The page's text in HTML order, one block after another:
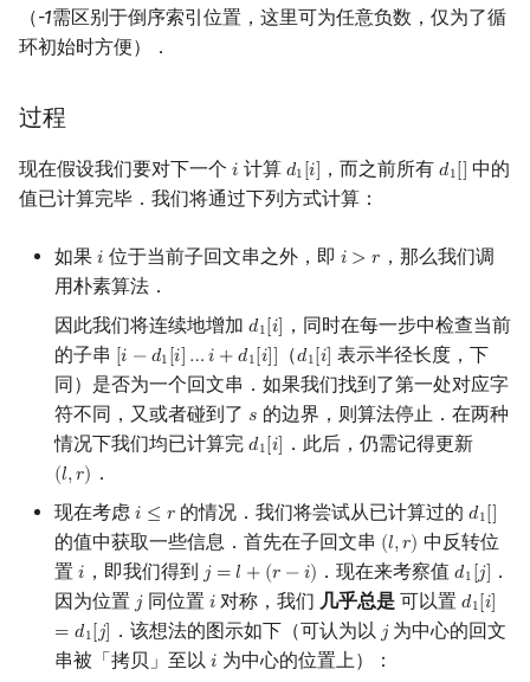
（-1需区别于倒序索引位置，这里可为任意负数，仅为了循
环初始时方便）．
过程
现在假设我们要对下一个 𝑖
i 计算 𝑑1[𝑖]
d1 [i ，而之前所有𝑑1[]
d1
中的
值已计算完毕．我们将通过下列方式计算：
如果 𝑖
i 位于当前子回文串之外，即 𝑖 > 𝑟
i>r
，那么我们调
用朴素算法．
因此我们将连续地增加 𝑑1[𝑖]
d1 [i
，同时在每一步中检查当前
的子串 [𝑖 −𝑑1[𝑖] …𝑖 +𝑑1[𝑖]]
[i −d 1[i ]… i+ d 1[i ]] （𝑑1[𝑖]
d1 [i 表示半径长度，下
同）是否为一个回文串．如果我们找到了第一处对应字
符不同，又或者碰到了 𝑠
s 的边界，则算法停止．在两种
情况下我们均已计算完 𝑑1[𝑖]
d1 [i ．此后，仍需记得更新
(𝑙,𝑟)
(l,r)
．
现在考虑 𝑖 ≤ 𝑟
i ≤r 的情况．我们将尝试从已计算过的𝑑1[]
d1
的值中获取一些信息．首先在子回文串 (𝑙,𝑟)
(l,r) 中反转位
置 𝑖
i ，即我们得到 𝑗 = 𝑙 + (𝑟 −𝑖)
j= l+ (r −i) ．现在来考察值𝑑1[𝑗]
d1 [j
．
因为位置 𝑗
j同位置 𝑖
i 对称，我们 几乎总是 可以置𝑑1[𝑖]
= 𝑑1[𝑗]
d1 [i
．该想法的图示如下（可认为以 𝑗
j为中心的回文
串被「拷贝」至以 𝑖
i 为中心的位置上）：